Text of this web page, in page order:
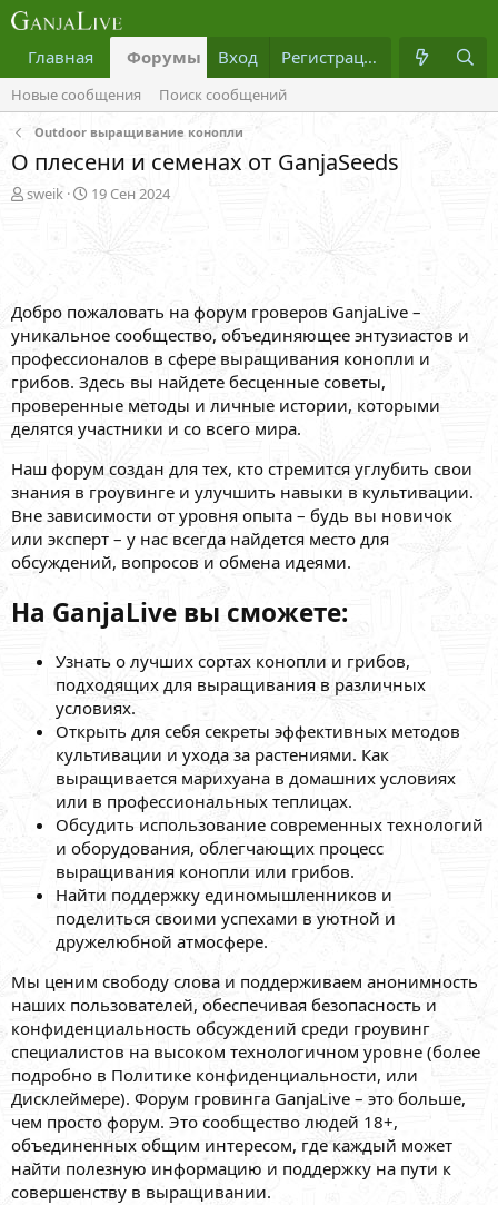
Главная Форумы Что нового? Медиа
Вход Регистрация
Новые сообщения Поиск сообщений
Outdoor выращивание конопли
О плесени и семенах от GanjaSeeds
А
е
м
ы
sweik
Д
ч
а
л
19 Сен 2024
Добро пожаловать на форум гроверов GanjaLive –
уникальное сообщество, объединяющее энтузиастов и
профессионалов в сфере выращивания конопли и
грибов. Здесь вы найдете бесценные советы,
проверенные методы и личные истории, которыми
делятся участники и со всего мира.
Наш форум создан для тех, кто стремится углубить свои
знания в гроувинге и улучшить навыки в культивации.
Вне зависимости от уровня опыта – будь вы новичок
или эксперт – у нас всегда найдется место для
обсуждений, вопросов и обмена идеями.
На GanjaLive вы сможете:
Узнать о лучших сортах конопли и грибов,
подходящих для выращивания в различных
условиях.
Открыть для себя секреты эффективных методов
культивации и ухода за растениями. Как
выращивается марихуана в домашних условиях
или в профессиональных теплицах.
Обсудить использование современных технологий
и оборудования, облегчающих процесс
выращивания конопли или грибов.
Найти поддержку единомышленников и
поделиться своими успехами в уютной и
дружелюбной атмосфере.
Мы ценим свободу слова и поддерживаем анонимность
наших пользователей, обеспечивая безопасность и
конфиденциальность обсуждений среди гроувинг
специалистов на высоком технологичном уровне (более
подробно в Политике конфиденциальности, или
Дисклеймере). Форум гровинга GanjaLive – это больше,
чем просто форум. Это сообщество людей 18+,
объединенных общим интересом, где каждый может
найти полезную информацию и поддержку на пути к
совершенству в выращивании.